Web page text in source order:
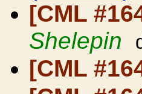
[CML
Shelepin
[CML